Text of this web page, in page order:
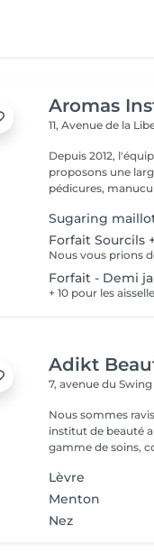
Aromas
11, Avenue de la
Depuis 2012,
proposons une
pédicures,
Sugaring
Forfait Sourcils
Forfait - Demi
Adikt
7, avenue du Swing
Nous sommes
institut de beauté au coeur de
gamme de soins,
Lèvre
Menton
Nez